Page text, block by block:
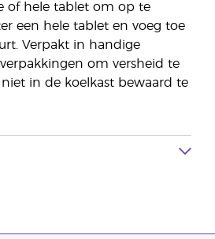
of hele tablet om op te
een hele tablet en voeg toe
Verpakt in handige
om versheid te
in de koelkast bewaard te